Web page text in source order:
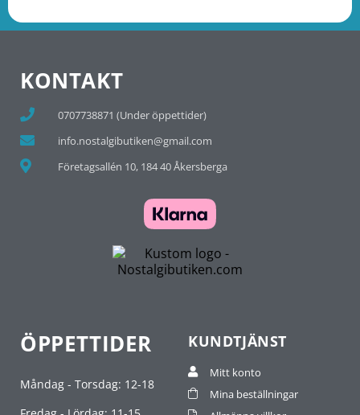
KONTAKT
0707738871 (Under öppettider)
info.nostalgibutiken@gmail.com
Företagsallén 10, 184 40 Åkersberga
ÖPPETTIDER
Måndag - Torsdag: 12-18
KUNDTJÄNST
Mitt konto
Mina beställningar